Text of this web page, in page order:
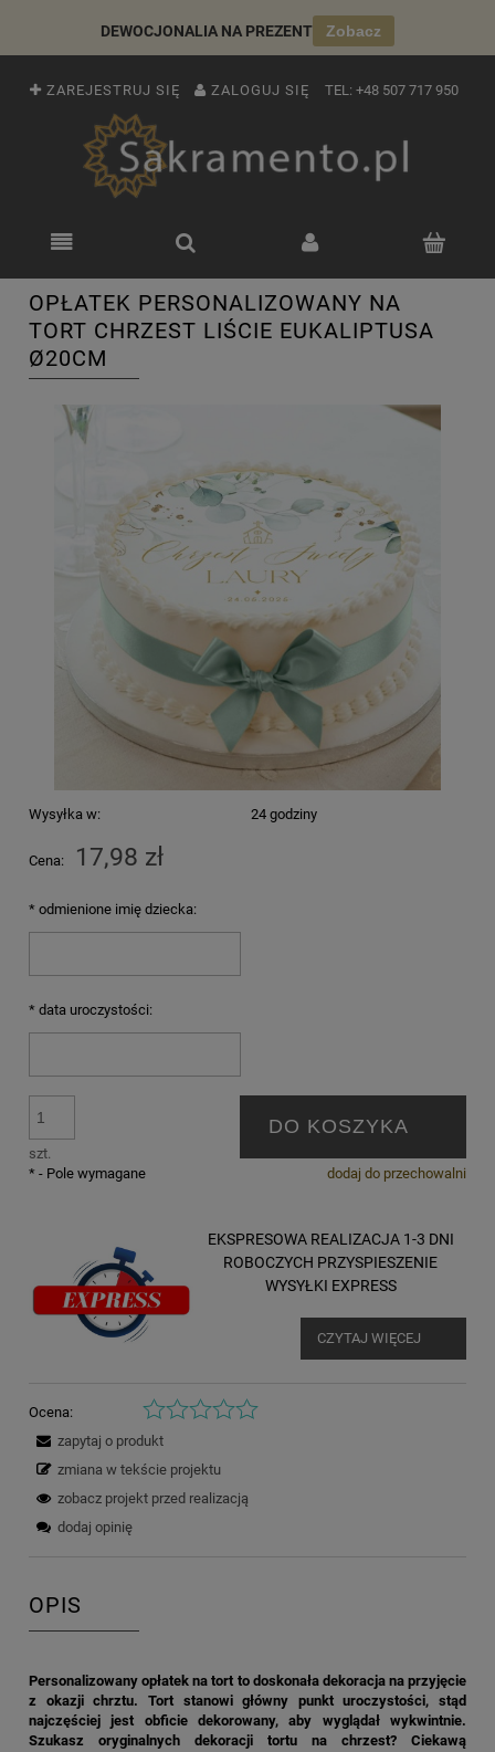
DEWOCJONALIA NA PREZENT Zobacz
ZAREJESTRUJ SIĘ ZALOGUJ SIĘ TEL: +48 507 717 950
OPŁATEK PERSONALIZOWANY NA
TORT CHRZEST LIŚCIE EUKALIPTUSA
Ø20CM
Wysyłka w: 24 godziny
Cena: 17,98 zł
* odmienione imię dziecka:
* data uroczystości:
szt.
DO KOSZYKA
dodaj do przechowalni
* - Pole wymagane
EKSPRESOWA REALIZACJA 1-3 DNI
ROBOCZYCH PRZYSPIESZENIE
WYSYŁKI EXPRESS
CZYTAJ WIĘCEJ
Ocena:
zapytaj o produkt
zmiana w tekście projektu
zobacz projekt przed realizacją
dodaj opinię
OPIS
Personalizowany opłatek na tort to doskonała dekoracja na przyjęcie
z okazji chrztu. Tort stanowi główny punkt uroczystości, stąd
najczęściej jest obficie dekorowany, aby wyglądał wykwintnie.
Szukasz oryginalnych dekoracji tortu na chrzest? Ciekawą